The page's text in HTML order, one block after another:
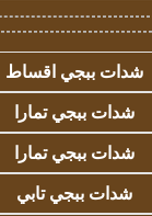
شدات ببجي اقساط
شدات ببجي تمارا
شدات ببجي تمارا
شدات ببجي تابي